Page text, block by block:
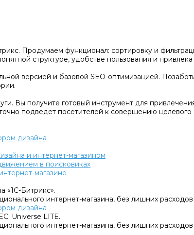
Продумаем функционал: сортировку и
структуре, удобстве пользования и
версией и базовой SEO-оптимизацией.
Вы получите готовый инструмент для
подведет посетителей к совершению целевого
дизайна
и интернет-магазином
в поисковиках
магазине
«1C-Битрикс».
интернет-магазина, без лишних
дизайна
Universe LITE.
интернет-магазина, без лишних